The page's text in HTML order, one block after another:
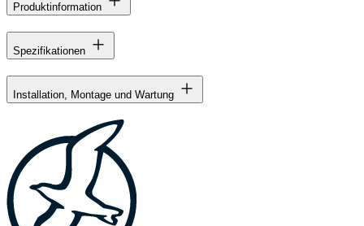
Produktinformation
Spezifikationen
Installation, Montage und Wartung